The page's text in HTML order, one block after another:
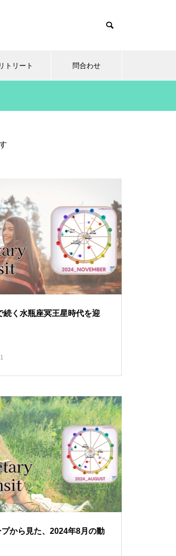
リトリート 問合わせ
続く水瓶座冥王星時代を迎
から見た、2024年8月の動